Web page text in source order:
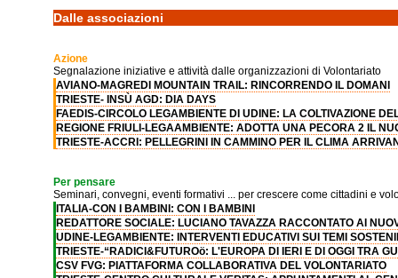
Dalle associazioni
Azione
Segnalazione iniziative e attività dalle organizzazioni di Volontariato
AVIANO-MAGREDI MOUNTAIN TRAIL: RINCORRENDO IL DOMANI
TRIESTE- INSÙ AGD: DIA DAYS
FAEDIS-CIRCOLO LEGAMBIENTE DI UDINE: LA COLTIVAZIONE
REGIONE FRIULI-LEGAAMBIENTE: ADOTTA UNA PECORA 2 IL
TRIESTE-ACCRI: PELLEGRINI IN CAMMINO PER IL CLIMA
Per pensare
Seminari, convegni, eventi formativi ... per crescere come cittadini e
ITALIA-CON I BAMBINI: CON I BAMBINI
REDATTORE SOCIALE: LUCIANO TAVAZZA RACCONTATO AI
UDINE-LEGAMBIENTE: INTERVENTI EDUCATIVI SUI TEMI
TRIESTE-“RADICI&FUTUROö: L'EUROPA DI IERI E DI OGGI TRA
CSV FVG: PIATTAFORMA COLLABORATIVA DEL VOLONTARIATO